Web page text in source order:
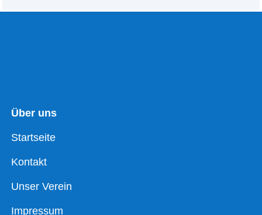
Über uns
Startseite
Kontakt
Unser Verein
Impressum